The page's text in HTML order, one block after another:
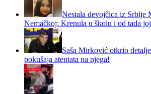
Nestala devojčica iz Srbije
Nemačkoj: Krenula u školu i od tada
Saša Mirković otkrio
pokušaja atentata na njega!